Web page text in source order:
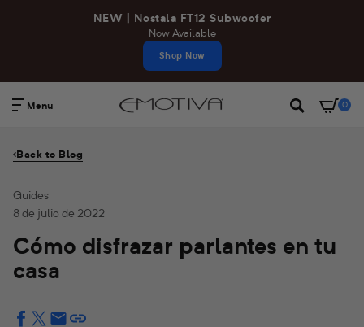
NEW | Nostala FT12 Subwoofer
Now Available
Shop Now
Menu 0
Back to Blog
Guides
8 de julio de 2022
Cómo disfrazar parlantes en tu
casa